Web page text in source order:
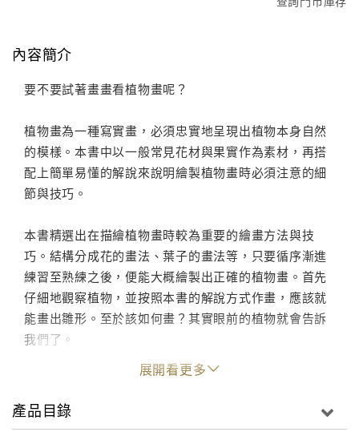
內容簡介
要不要試著畫畫看植物畫呢？
植物畫為一種寫實畫，必須忠實地呈現出植物本身自然
的模樣。本書中以一般常見花材與果實作為素材，再搭
配上簡單易懂的解說來說明繪製植物畫時必須注意的細
節與技巧。
本書精選出在描繪植物畫時較為重要的繪畫方法與技
巧。結構分成花的畫法、葉子的畫法等，只要循序漸進
練習至熟練之後，便能大概繪製出正確的植物畫。首先
仔細地觀察植物，並按照本書的解說方式作畫，應該就
能畫出雛形。至於該如何畫？其實眼前的植物就會告訴
我們了。
繪製植物畫可以同時享受到繪畫的快樂，及增加植物相
關知識的樂趣。藉由繪圖，可以改變對植物觀察的視
點，因此會發現許多植物的不可思議之處。因此，無論
展開看更多
產品目錄